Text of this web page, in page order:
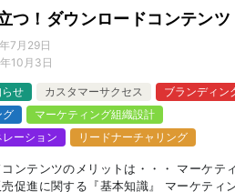
つ！ダウンロードコンテンツ
7月29日
10月3日
せ カスタマーサクセス
ブランディン
グ
マーケティング組織設計
ーション
リードナーチャリング
ンテンツのメリットは・・・ マーケテ
促進に関する『基本知識』 マーケティ